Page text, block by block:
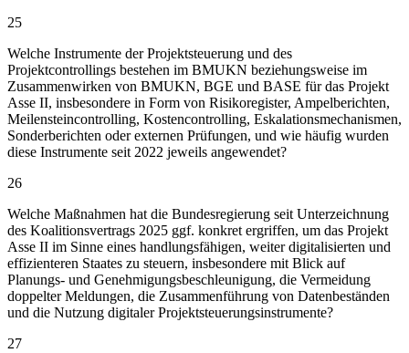
25
Welche Instrumente der Projektsteuerung und des
Projektcontrollings bestehen im BMUKN beziehungsweise im
Zusammenwirken von BMUKN, BGE und BASE für das Projekt
Asse II, insbesondere in Form von Risikoregister, Ampelberichten,
Meilensteincontrolling, Kostencontrolling, Eskalationsmechanismen,
Sonderberichten oder externen Prüfungen, und wie häufig wurden
diese Instrumente seit 2022 jeweils angewendet?
26
Welche Maßnahmen hat die Bundesregierung seit Unterzeichnung
des Koalitionsvertrags 2025 ggf. konkret ergriffen, um das Projekt
Asse II im Sinne eines handlungsfähigen, weiter digitalisierten und
effizienteren Staates zu steuern, insbesondere mit Blick auf
Planungs- und Genehmigungsbeschleunigung, die Vermeidung
doppelter Meldungen, die Zusammenführung von Datenbeständen
und die Nutzung digitaler Projektsteuerungsinstrumente?
27